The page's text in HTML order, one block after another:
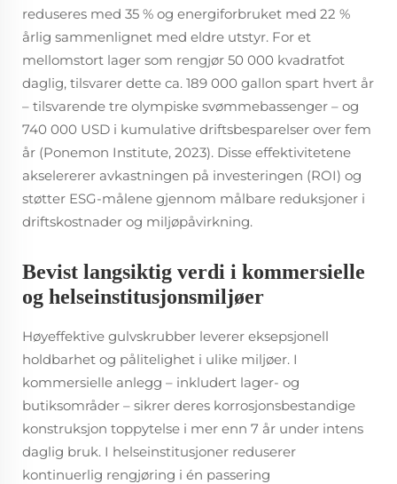
reduseres med 35 % og energiforbruket med 22 %
årlig sammenlignet med eldre utstyr. For et
mellomstort lager som rengjør 50 000 kvadratfot
daglig, tilsvarer dette ca. 189 000 gallon spart hvert år
– tilsvarende tre olympiske svømmebassenger – og
740 000 USD i kumulative driftsbesparelser over fem
år (Ponemon Institute, 2023). Disse effektivitetene
akselererer avkastningen på investeringen (ROI) og
støtter ESG-målene gjennom målbare reduksjoner i
driftskostnader og miljøpåvirkning.
Bevist langsiktig verdi i kommersielle
og helseinstitusjonsmiljøer
Høyeffektive gulvskrubber leverer eksepsjonell
holdbarhet og pålitelighet i ulike miljøer. I
kommersielle anlegg – inkludert lager- og
butiksområder – sikrer deres korrosjonsbestandige
konstruksjon toppytelse i mer enn 7 år under intens
daglig bruk. I helseinstitusjoner reduserer
kontinuerlig rengjøring i én passering